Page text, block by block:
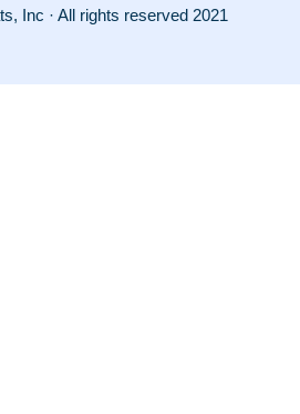
Inc · All rights reserved 2021